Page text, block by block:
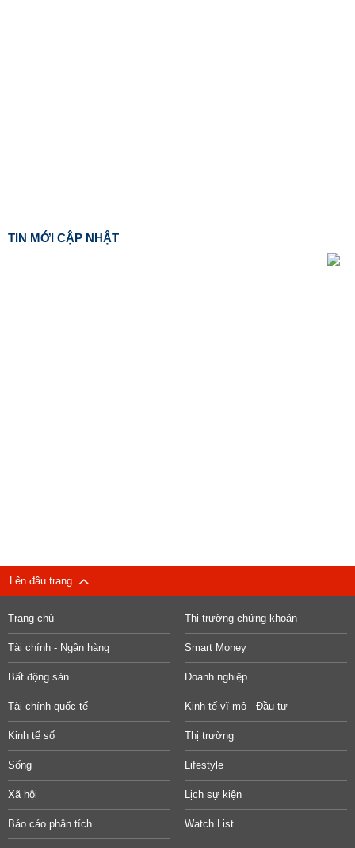
TIN MỚI CẬP NHẬT
Lên đầu trang
Trang chủ Thị trường chứng khoán
Tài chính - Ngân hàng Smart Money
Bất động sản Doanh nghiệp
Tài chính quốc tế Kinh tế vĩ mô - Đầu tư
Kinh tế số Thị trường
Sống Lifestyle
Xã hội Lịch sự kiện
Báo cáo phân tích Watch List